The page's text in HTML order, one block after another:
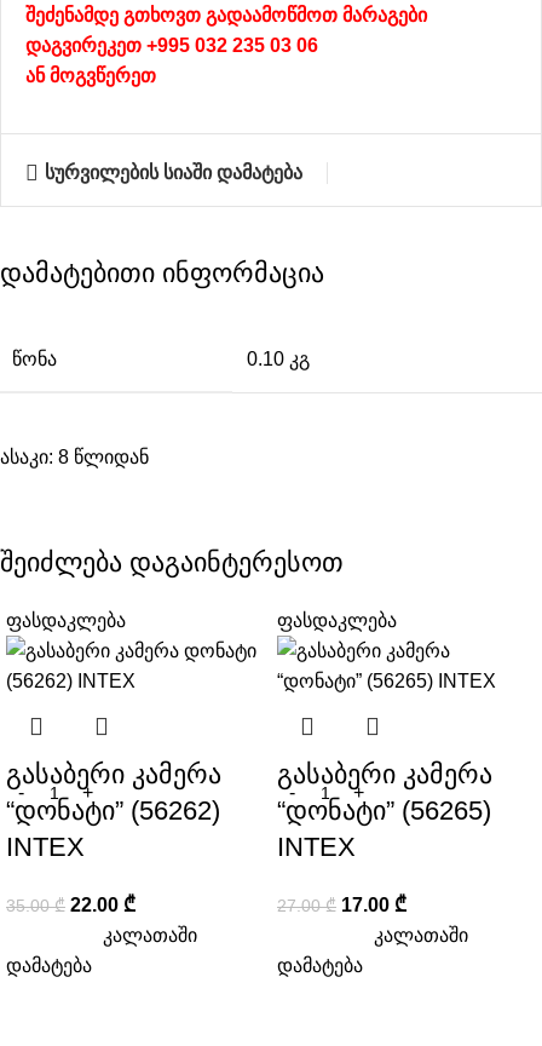
შეძენამდე გთხოვთ გადაამოწმოთ მარაგები
დაგვირეკეთ +995 032 235 03 06
ანმოგვწერეთ
სურვილების სიაში დამატება
დამატებითი ინფორმაცია
ᲬᲝᲜᲐ 0.10 კგ
ასაკი: 8 წლიდან
შეიძლება დაგაინტერესოთ
ფასდაკლება
გასაბერი კამერა
“დონატი” (56262)
INTEX
35.00₾ 22.00 ₾
კალათაში
დამატება
ფასდაკლება
გასაბერი კამერა
“დონატი” (56265)
INTEX
27.00₾ 17.00 ₾
კალათაში
დამატება